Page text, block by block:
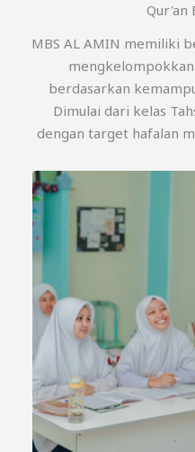
Qur'an
MBS AL AMIN memiliki
berdasarkan
Dimulai dari kelas
dengan target hafalan